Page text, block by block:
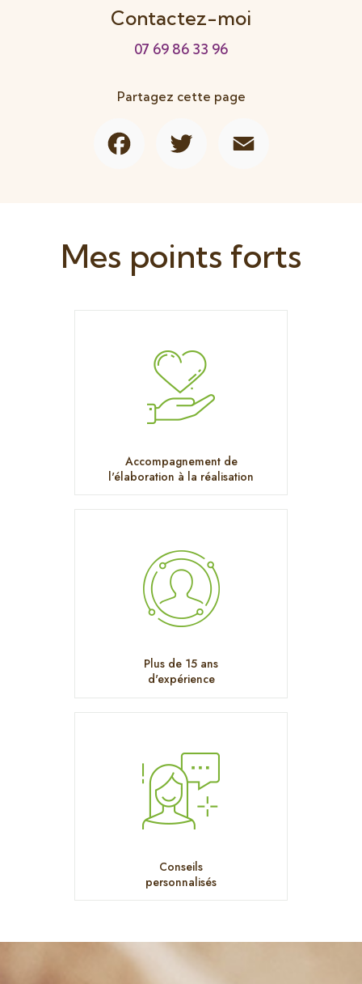
Contactez-moi
07 69 86 33 96
Partagez cette page
Mes points forts
Accompagnement de
l'élaboration à la réalisation
Plus de 15 ans
d'expérience
Conseils
personnalisés